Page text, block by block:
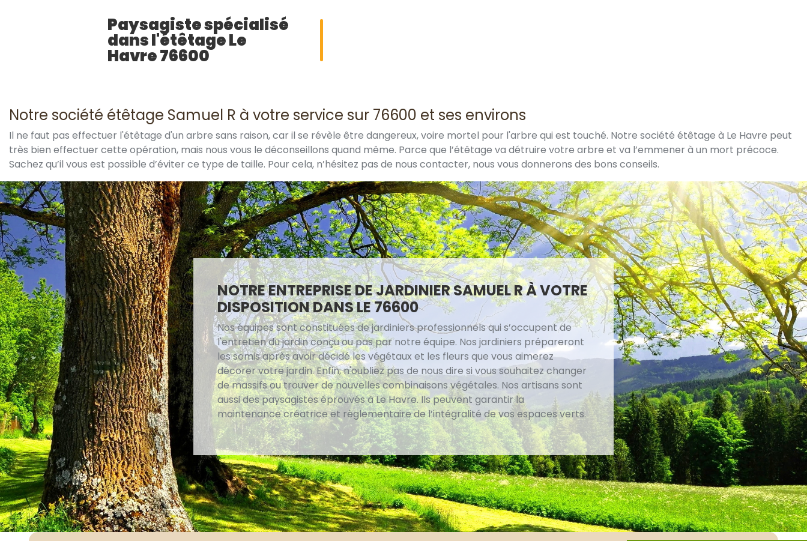
Paysagiste spécialisé
dans l'étêtage Le
Havre 76600
Notre société étêtage Samuel R à votre service sur 76600 et ses environs
Il ne faut pas effectuer l'étêtage d'un arbre sans raison, car il se révèle être dangereux, voire mortel pour l'arbre qui est touché. Notre société étêtage à Le Havre peut
très bien effectuer cette opération, mais nous vous le déconseillons quand même. Parce que l’étêtage va détruire votre arbre et va l’emmener à un mort précoce.
Sachez qu’il vous est possible d’éviter ce type de taille. Pour cela, n’hésitez pas de nous contacter, nous vous donnerons des bons conseils.
NOTRE ENTREPRISE DE JARDINIER SAMUEL R À VOTRE
DISPOSITION DANS LE 76600
Nos équipes sont constituées de jardiniers professionnels qui s’occupent de
l'entretien du jardin conçu ou pas par notre équipe. Nos jardiniers prépareront
les semis après avoir décidé les végétaux et les fleurs que vous aimerez
décorer votre jardin. Enfin, n'oubliez pas de nous dire si vous souhaitez changer
de massifs ou trouver de nouvelles combinaisons végétales. Nos artisans sont
aussi des paysagistes éprouvés à Le Havre. Ils peuvent garantir la
maintenance créatrice et règlementaire de l’intégralité de vos espaces verts.